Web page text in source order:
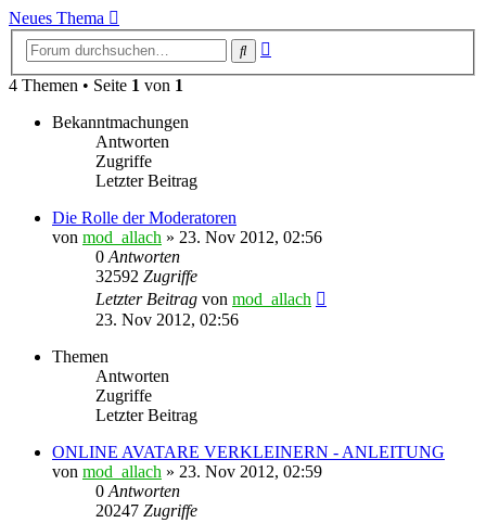
Neues Thema
Suche
4 Themen • Seite 1 von 1
Bekanntmachungen
Antworten
Zugriffe
Letzter Beitrag
Die Rolle der Moderatoren
von mod_allach » 23. Nov 2012, 02:56
0Antworten
32592 Zugriffe
Letzter Beitrag von mod_allach
23. Nov 2012, 02:56
Themen
Antworten
Zugriffe
Letzter Beitrag
ONLINE AVATARE VERKLEINERN - ANLEITUNG
von mod_allach » 23. Nov 2012, 02:59
0Antworten
20247 Zugriffe